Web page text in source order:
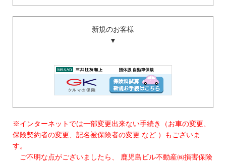
新規のお客様
▼
※インターネットでは一部変更出来ない手続き（お車の変更、
保険契約者の変更、記名被保険者の変更 など ）もございま
す。
ご不明な点がございましたら、 鹿児島ビル不動産㈱損害保険